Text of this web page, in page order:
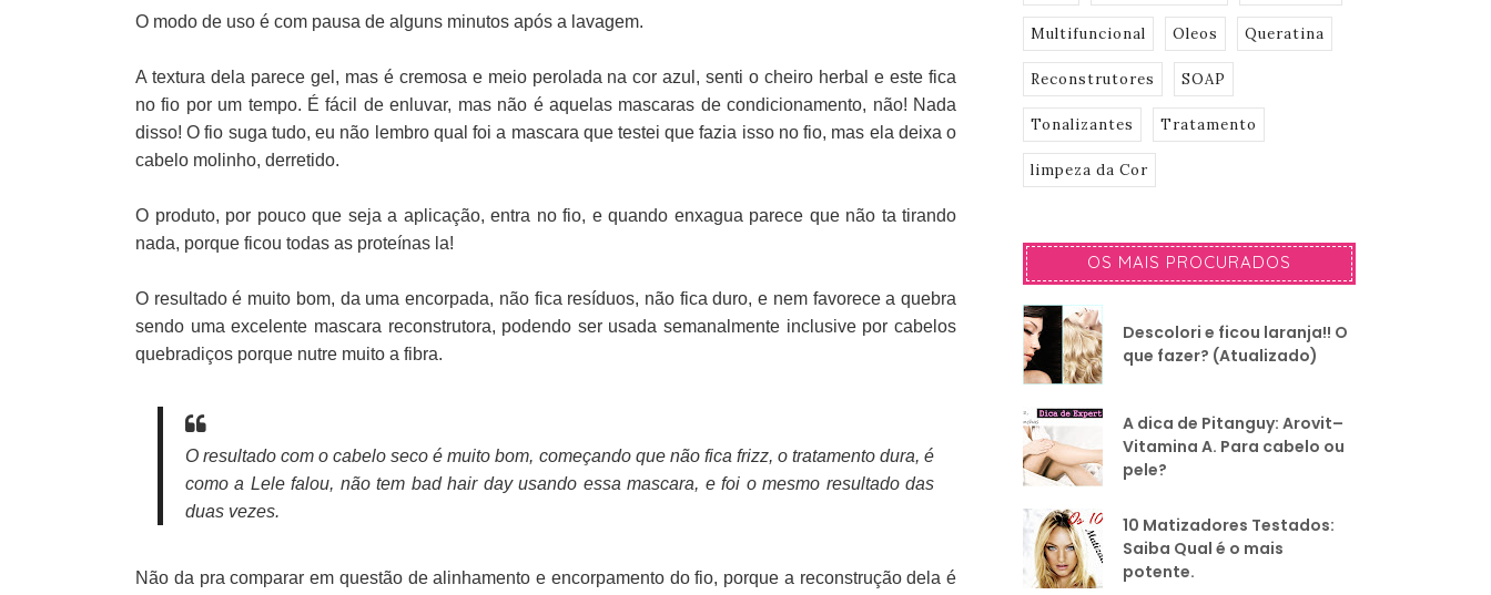
O modo de uso é com pausa de alguns minutos após a lavagem.
A textura dela parece gel, mas é cremosa e meio perolada na cor azul, senti o cheiro herbal e este fica
no fio por um tempo. É fácil de enluvar, mas não é aquelas mascaras de condicionamento, não! Nada
disso! O fio suga tudo, eu não lembro qual foi a mascara que testei que fazia isso no fio, mas ela deixa o
cabelo molinho, derretido.
O produto, por pouco que seja a aplicação, entra no fio, e quando enxagua parece que não ta tirando
nada, porque ficou todas as proteínas la!
O resultado é muito bom, da uma encorpada, não fica resíduos, não fica duro, e nem favorece a quebra
sendo uma excelente mascara reconstrutora, podendo ser usada semanalmente inclusive por cabelos
quebradiços porque nutre muito a fibra.
O resultado com o cabelo seco é muito bom, começando que não fica frizz, o tratamento dura, é
como a Lele falou, não tem bad hair day usando essa mascara, e foi o mesmo resultado das
duas vezes.
Não da pra comparar em questão de alinhamento e encorpamento do fio, porque a reconstrução dela é
Multifuncional Oleos Queratina
Reconstrutores SOAP
Tonalizantes Tratamento
limpeza da Cor
OS MAIS PROCURADOS
Descolori e ficou laranja!! O
que fazer? (Atualizado)
A dica de Pitanguy: Arovit–
Vitamina A. Para cabelo ou
pele?
10 Matizadores Testados:
Saiba Qual é o mais
potente.